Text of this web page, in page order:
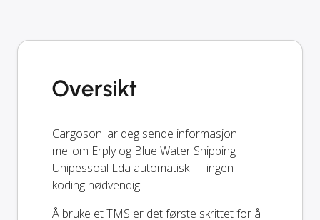
Oversikt
Cargoson lar deg sende informasjon
mellom Erply og Blue Water Shipping
Unipessoal Lda automatisk — ingen
koding nødvendig.
Å bruke et TMS er det første skrittet for å